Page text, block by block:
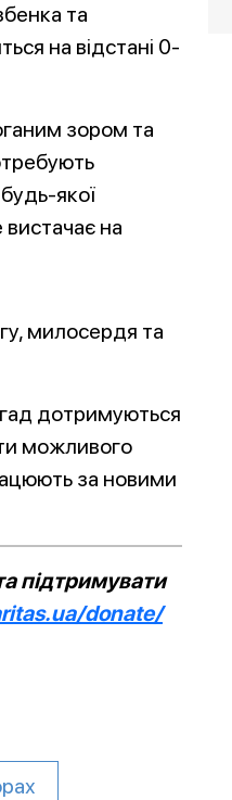
та
на відстані 0-
зором та
якої
вистачає на
милосердя та
дотримуються
можливого
за новими
підтримувати
donate/